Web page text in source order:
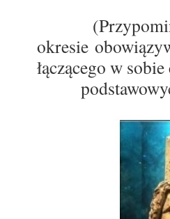
(
okresie
łączącego w sobie